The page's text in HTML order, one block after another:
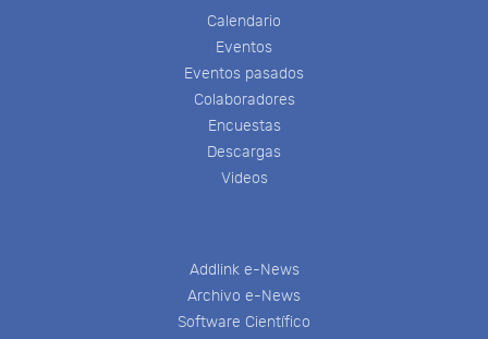
Calendario
Eventos
Eventos pasados
Colaboradores
Encuestas
Descargas
Videos
Addlink e-News
Archivo e-News
Software Científico